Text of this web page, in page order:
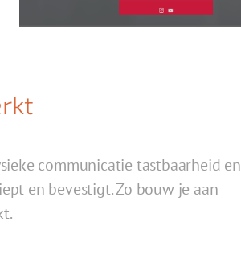
communicatie tastbaarheid en
en bevestigt. Zo bouw je aan